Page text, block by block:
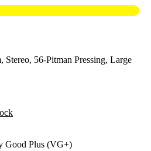
56-Pitman Pressing, Large
Good Plus (VG+)